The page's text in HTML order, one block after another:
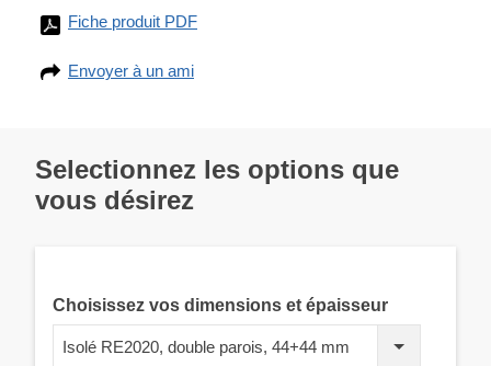
Fiche produit PDF
Envoyer à un ami
Selectionnez les options que
vous désirez
Choisissez vos dimensions et épaisseur
Isolé RE2020, double parois, 44+44 mm